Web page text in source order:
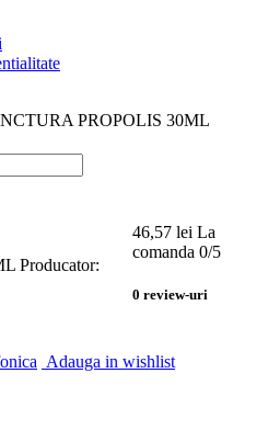
PROPOLIS 30ML
Producator:
46,57 lei La
comanda 0/5
0 review-uri
Adauga in wishlist